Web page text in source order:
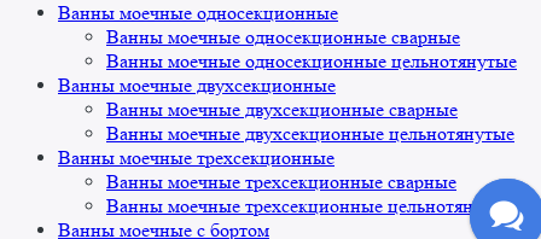
Ванны моечные односекционные
Ванны моечные односекционные сварные
Ванны моечные односекционные цельнотянутые
Ванны моечные двухсекционные
Ванны моечные двухсекционные сварные
Ванны моечные двухсекционные цельнотянутые
Ванны моечные трехсекционные
Ванны моечные трехсекционные сварные
Ванны моечные трехсекционные цельнотянутые
Ванны моечные с бортом